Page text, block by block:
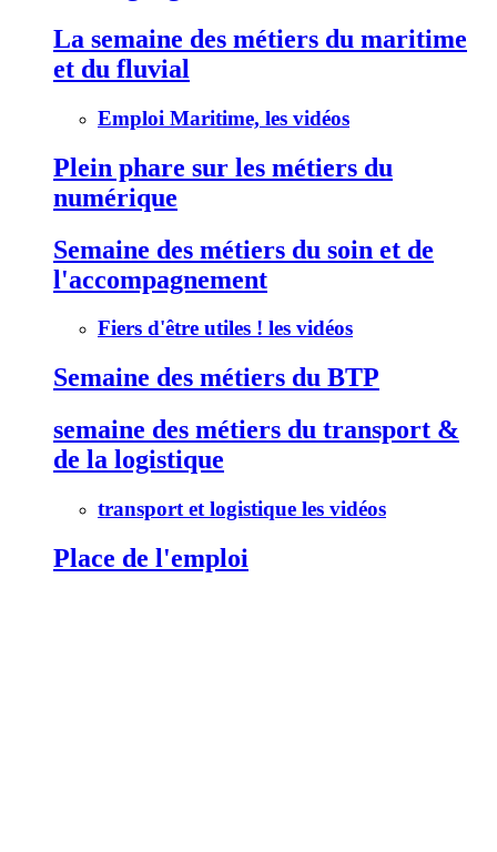
La semaine des métiers du maritime
et du fluvial
Emploi Maritime, les vidéos
Plein phare sur les métiers du
numérique
Semaine des métiers du soin et de
l'accompagnement
Fiers d'être utiles ! les vidéos
Semaine des métiers du BTP
semaine des métiers du transport &
de la logistique
transport et logistique les vidéos
Place de l'emploi